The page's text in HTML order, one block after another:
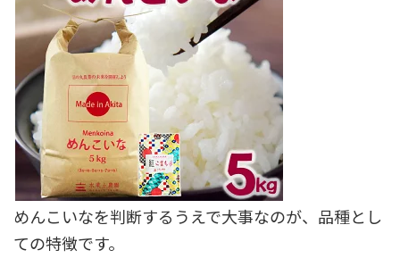
めんこいなを判断するうえで大事なのが、品種とし
ての特徴です。